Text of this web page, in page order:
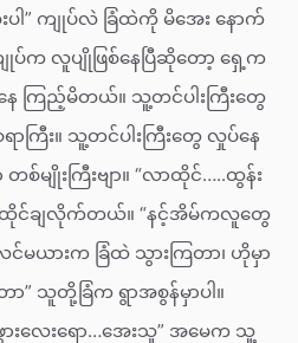
းပါ” ကျုပ်လဲ ခြံထဲကို မိအေး နောက်
က လူပျိုဖြစ်နေပြီဆိုတော့ ရှေ့က
ကြည့်မိတယ်။ သူ့တင်ပါးကြီးတွေ
ြီး။ သူ့တင်ပါးကြီးတွေ လှုပ်နေ
မျိုးကြီးဗျာ။ “လာထိုင်…..ထွန်း
ါ် ထိုင်ချလိုက်တယ်။ “နင့်အိမ်ကလူတွေ
ယားက ခြံထဲ သွားကြတာ၊ ဟိုမှာ
” သူတို့ခြံက ရွာအစွန်မှာပါ။
းလေးရော…အေးသူ” အမေက သူ့